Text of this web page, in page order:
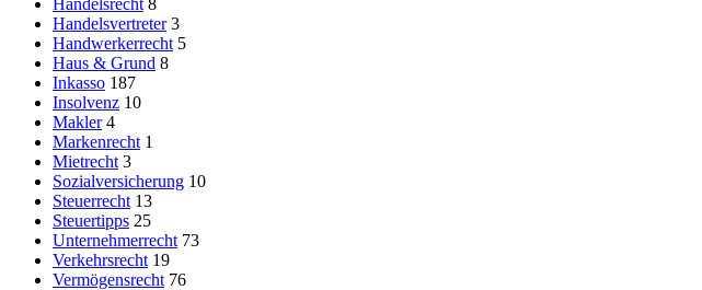
Handelsrecht 8
Handelsvertreter 3
Handwerkerrecht 5
Haus & Grund 8
Inkasso 187
Insolvenz 10
Makler 4
Markenrecht 1
Mietrecht 3
Sozialversicherung 10
Steuerrecht 13
Steuertipps 25
Unternehmerrecht 73
Verkehrsrecht 19
Vermögensrecht 76